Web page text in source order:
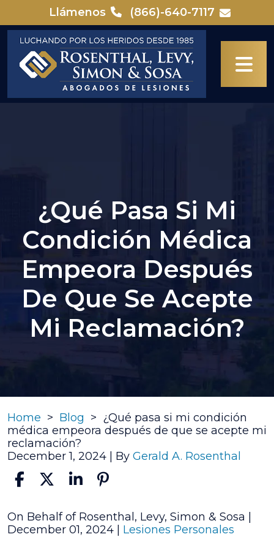
content
Llámenos (866)-640-7117
¿Qué Pasa Si Mi
Condición Médica
Empeora Después
De Que Se Acepte
Mi Reclamación?
Home > Blog > ¿Qué pasa si mi condición
médica empeora después de que se acepte mi
reclamación?
December 1, 2024 | By Gerald A. Rosenthal
¿Qué
pasa
On Behalf of Rosenthal, Levy, Simon & Sosa |
December 01, 2024
Lesiones Personales